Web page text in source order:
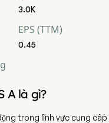
3.0K
EPS (TTM)
0.45
A là gì?
trong lĩnh vực cung cấp